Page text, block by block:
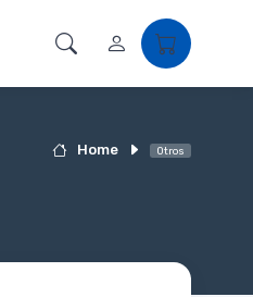
Home Otros